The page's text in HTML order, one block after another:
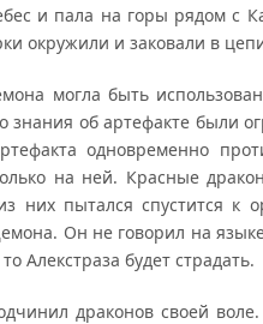
и пала на горы рядом с
окружили и заковали в
могла быть
знания об артефакте были
одновременно
на ней. Красные
них пытался спустится к
Он не говорил на
Алекстраза будет страдать.
драконов своей